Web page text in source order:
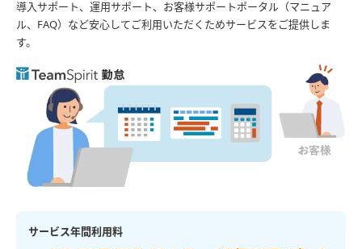
導入サポート、運用サポート、お客様サポートポータル（マニュア
ル、FAQ）など安心してご利用いただくためサービスをご提供しま
す。
サービス年間利用料